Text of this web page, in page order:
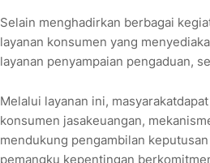
Selain menghadirkan berbagai
layanan konsumen yang
layanan penyampaian pengaduan,
Melalui layanan ini,
konsumen jasakeuangan,
mendukung pengambilan
pemangku kepentingan